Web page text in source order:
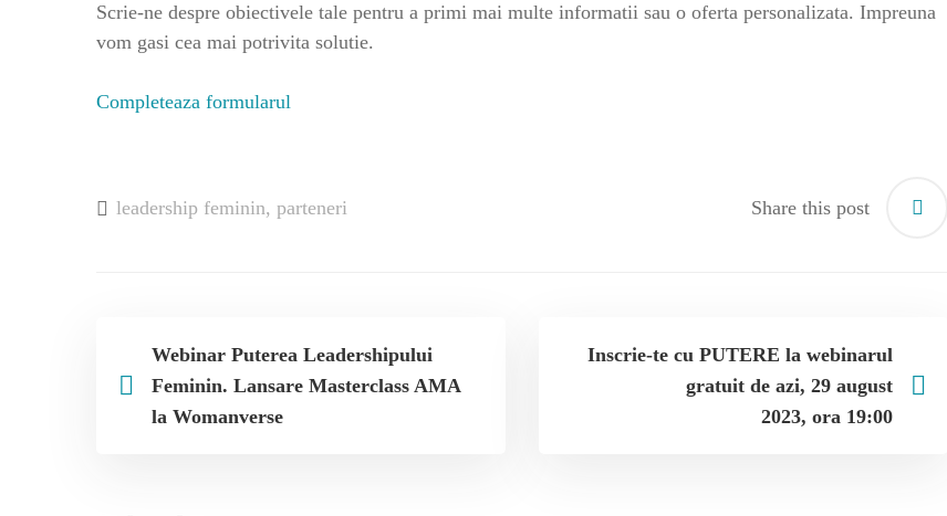
Scrie-ne despre obiectivele tale pentru a primi mai multe informatii sau o oferta personalizata. Impreuna
vom gasi cea mai potrivita solutie.
Completeaza formularul
leadership feminin, parteneri Share this post
Webinar Puterea Leadershipului
Feminin. Lansare Masterclass AMA
la Womanverse
Inscrie-te cu PUTERE la webinarul
gratuit de azi, 29 august
2023, ora 19:00